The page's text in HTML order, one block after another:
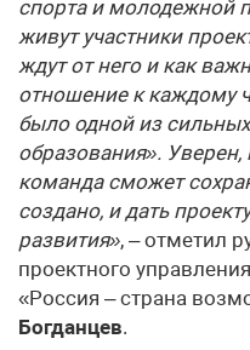
спорта и молодежной
живут участники
ждут от него и как
отношение к каждому
было одной из
образования».
команда сможет
создано, и дать
развития», – отметил
проектного
«Россия – страна
Богданцев.